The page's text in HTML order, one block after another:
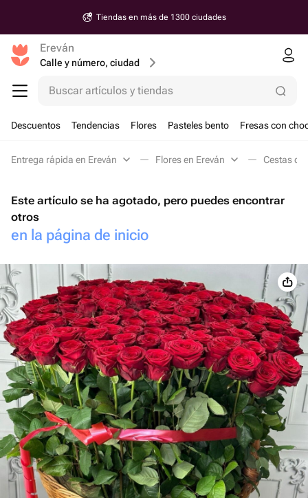
Tiendas en más de 1300 ciudades
Ereván
Calle y número, ciudad
Buscar artículos y tiendas
Descuentos Tendencias Flores Pasteles bento Fresas con
Entrega rápida en Ereván Flores en Ereván Cestas de
Este artículo se ha agotado, pero puedes encontrar
otros
en la página de inicio